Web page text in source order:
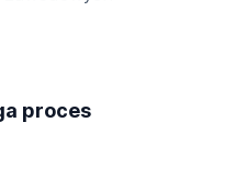
proces